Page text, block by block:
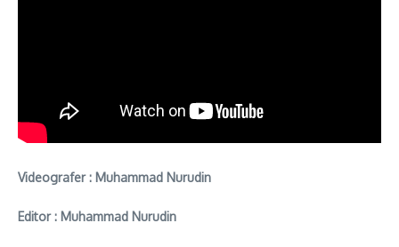
Videografer : Muhammad Nurudin
Editor : Muhammad Nurudin